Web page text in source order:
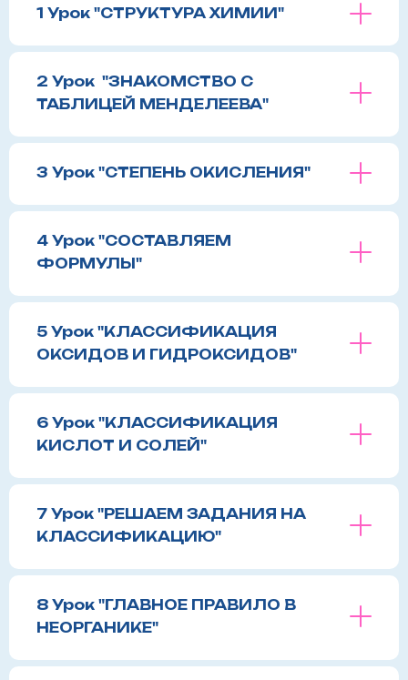
1 Урок "СТРУКТУРА ХИМИИ"
2 Урок "ЗНАКОМСТВО С
ТАБЛИЦЕЙ МЕНДЕЛЕЕВА"
3 Урок "СТЕПЕНЬ ОКИСЛЕНИЯ"
4 Урок "СОСТАВЛЯЕМ
ФОРМУЛЫ"
5 Урок "КЛАССИФИКАЦИЯ
ОКСИДОВ И ГИДРОКСИДОВ"
6 Урок "КЛАССИФИКАЦИЯ
КИСЛОТ И СОЛЕЙ"
7 Урок "РЕШАЕМ ЗАДАНИЯ НА
КЛАССИФИКАЦИЮ"
8 Урок "ГЛАВНОЕ ПРАВИЛО В
НЕОРГАНИКЕ"